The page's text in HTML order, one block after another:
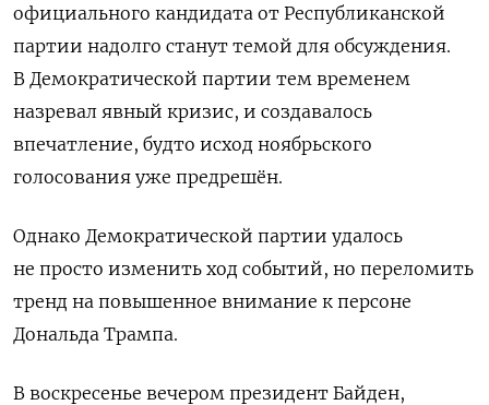
официального кандидата от Республиканской
партии надолго станут темой для обсуждения.
В Демократической партии тем временем
назревал явный кризис, и создавалось
впечатление, будто исход ноябрьского
голосования уже предрешён.
Однако Демократической партии удалось
не просто изменить ход событий, но переломить
тренд на повышенное внимание к персоне
Дональда Трампа.
В воскресенье вечером президент Байден,